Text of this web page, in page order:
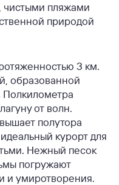
чистыми пляжами
природой
3 км.
образованной
Полкилометра
от волн.
полутора
курорт для
Нежный песок
погружают
и умиротворения.